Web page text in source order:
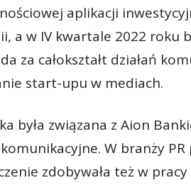
aplikacji
a w IV kwartale 2022 roku
za całokształt działań
start-upu w mediach.
była związana z Aion
W branży
zdobywała też w